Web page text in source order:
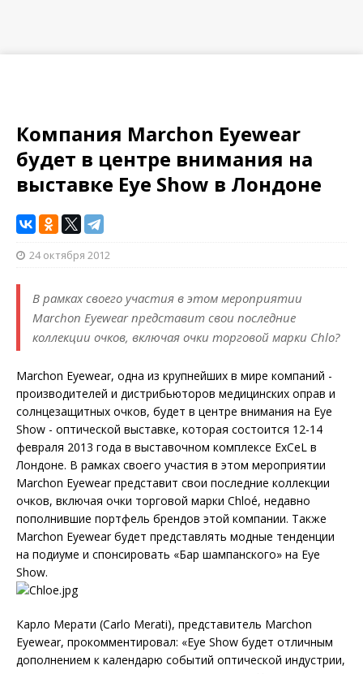
Компания Marchon Eyewear
будет в центре внимания на
выставке Eye Show в Лондоне
24 октября 2012
В рамках своего участия в этом мероприятии
Marchon Eyewear представит свои последние
коллекции очков, включая очки торговой марки Chlo?
Marchon Eyewear, одна из крупнейших в мире компаний -
производителей и дистрибьюторов медицинских оправ и
солнцезащитных очков, будет в центре внимания на Eye
Show - оптической выставке, которая состоится 12-14
февраля 2013 года в выставочном комплексе ExCeL в
Лондоне. В рамках своего участия в этом мероприятии
Marchon Eyewear представит свои последние коллекции
очков, включая очки торговой марки Chloé, недавно
пополнившие портфель брендов этой компании. Также
Marchon Eyewear будет представлять модные тенденции
на подиуме и спонсировать «Бар шампанского» на Eye
Show.
Карло Мерати (Carlo Merati), представитель Marchon
Eyewear, прокомментировал: «Eye Show будет отличным
дополнением к календарю событий оптической индустрии,